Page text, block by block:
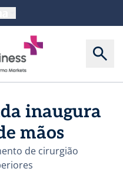
inaugura
mãos
de cirurgião